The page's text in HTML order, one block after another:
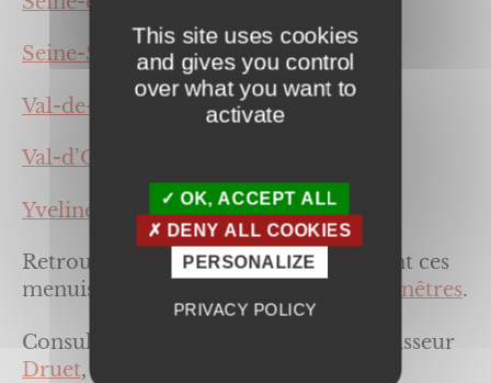
Seine-Saint-Denis (93),
Val-de-Marne (94),
Val-d’Oise (95),
Yvelines (78).
Retrouver les informations concernant ces
menuiseries sur nos pages dédiées :
Fenêtres.
Consultez les produits de notre fournisseur
Druet, et prenez connaissance de
This site uses cookies
and gives you control
over what you want to
activate
OK, ACCEPT ALL
DENY ALL COOKIES
PERSONALIZE
PRIVACY POLICY